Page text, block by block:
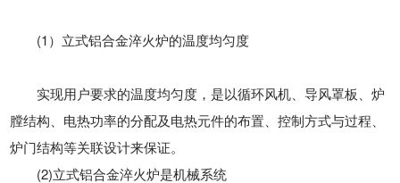
(1）立式铝合金淬火炉的温度均匀度
实现用户要求的温度均匀度，是以循环风机、导风罩板、炉
膛结构、电热功率的分配及电热元件的布置、控制方式与过程、
炉门结构等关联设计来保证。
(2)立式铝合金淬火炉是机械系统